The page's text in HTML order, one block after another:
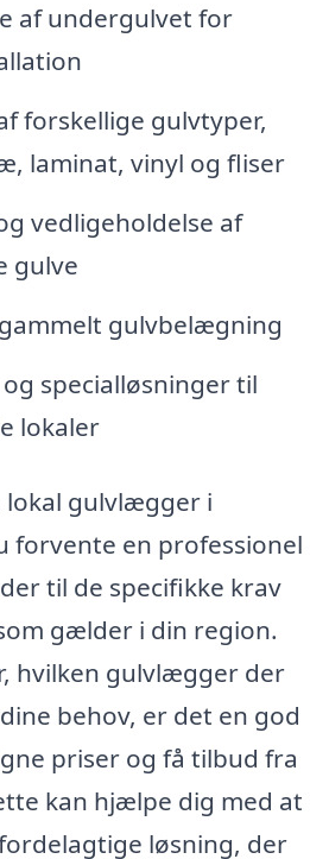
af undergulvet for
forskellige gulvtyper,
laminat, vinyl og fliser
vedligeholdelse af
gulve
gulvbelægning
specialløsninger til
lokaler
lokal gulvlægger i
forvente en professionel
til de specifikke krav
gælder i din region.
hvilken gulvlægger der
behov, er det en god
priser og få tilbud fra
kan hjælpe dig med at
løsning, der